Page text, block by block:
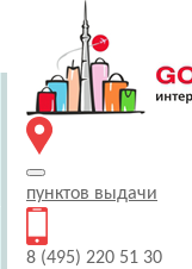
пунктов выдачи
8 (495) 220 51 30